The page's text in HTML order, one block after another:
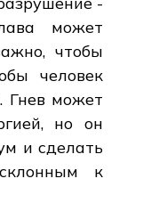
может
чтобы
человек
Гнев может
но он
и сделать
к